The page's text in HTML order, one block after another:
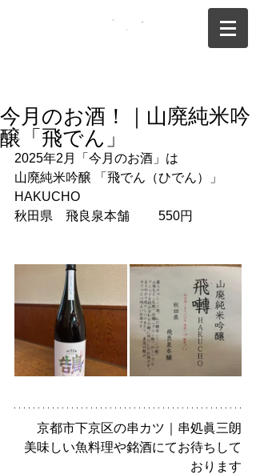
今月のお酒！｜山廃純米吟
醸「飛でん」
2025年2月「今月のお酒」は
山廃純米吟醸 「飛でん（ひでん）」
HAKUCHO
秋田県　飛良泉本舗　　 550円
京都市下京区の串カツ｜串処眞三朗
美味しい魚料理や銘酒にてお待ちして
おります